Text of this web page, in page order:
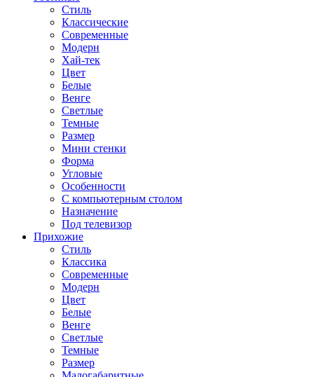
Стиль
Классические
Современные
Модерн
Хай-тек
Цвет
Белые
Венге
Светлые
Темные
Размер
Мини стенки
Форма
Угловые
Особенности
С компьютерным столом
Назначение
Под телевизор
Прихожие
Стиль
Классика
Современные
Модерн
Цвет
Белые
Венге
Светлые
Темные
Размер